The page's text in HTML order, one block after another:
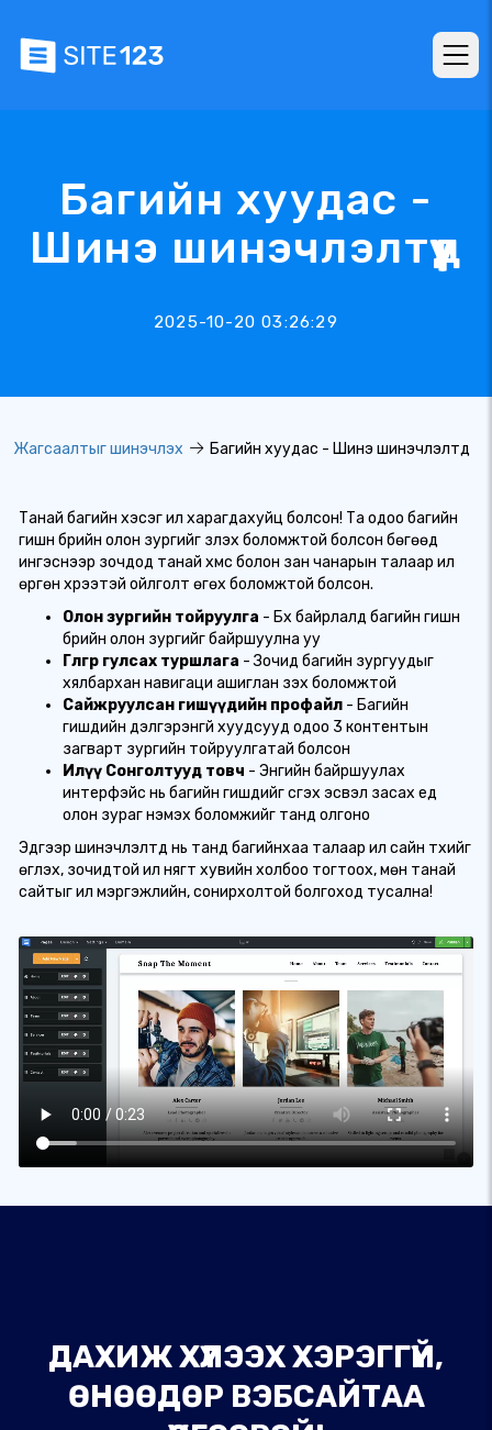
Багийн хуудас -
Шинэ шинэчлэлтүүд
2025-10-20 03:26:29
Жагсаалтыг шинэчлэх Багийн хуудас - Шинэ шинэчлэлтүүд
Танай багийн хэсэг илүү харагдахуйц болсон! Та одоо багийн
гишүүн бүрийн олон зургийг үзүүлэх боломжтой болсон бөгөөд
ингэснээр зочдод танай хүмүүс болон зан чанарын талаар илүү
өргөн хүрээтэй ойлголт өгөх боломжтой болсон.
Олон зургийн тойруулга - Бүх байрлалд багийн гишүүн
бүрийн олон зургийг байршуулна уу
Гөлгөр гулсах туршлага - Зочид багийн зургуудыг
хялбархан навигаци ашиглан үзэх боломжтой
Сайжруулсан гишүүдийн профайл - Багийн
гишүүдийн дэлгэрэнгүй хуудсууд одоо 3 контентын
загварт зургийн тойруулгатай болсон
Илүү Сонголтууд товч - Энгийн байршуулах
интерфэйс нь багийн гишүүдийг үүсгэх эсвэл засах үед
олон зураг нэмэх боломжийг танд олгоно
Эдгээр шинэчлэлтүүд нь танд багийнхаа талаар илүү сайн түүхийг
өгүүлэх, зочидтой илүү нягт хувийн холбоо тогтоох, мөн танай
сайтыг илүү мэргэжлийн, сонирхолтой болгоход тусална!
ДАХИЖ ХҮЛЭЭХ ХЭРЭГГҮЙ,
ӨНӨӨДӨР ВЭБСАЙТАА